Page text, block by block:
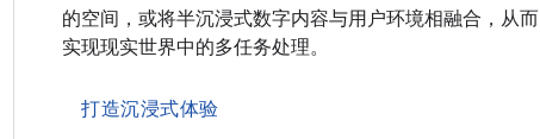
的空间，或将半沉浸式数字内容与用户环境相融合，从而
实现现实世界中的多任务处理。
打造沉浸式体验